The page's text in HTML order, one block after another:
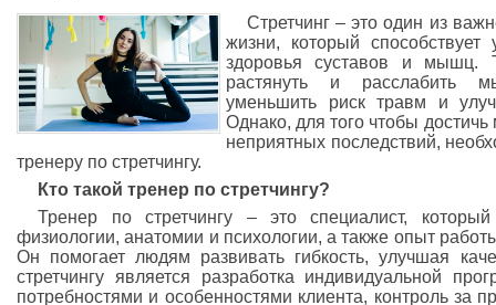
Стретчинг – это один из
жизни, который
здоровья суставов и мышц.
растянуть и расслабить
уменьшить риск травм и
Однако, для того чтобы
неприятных последствий,
тренеру по стретчингу.
Кто такой тренер по стретчингу?
Тренер по стретчингу – это специалист,
физиологии, анатомии и психологии, а также опыт
Он помогает людям развивать гибкость, улучшая
стретчингу является разработка индивидуальной
потребностями и особенностями клиента, контроль